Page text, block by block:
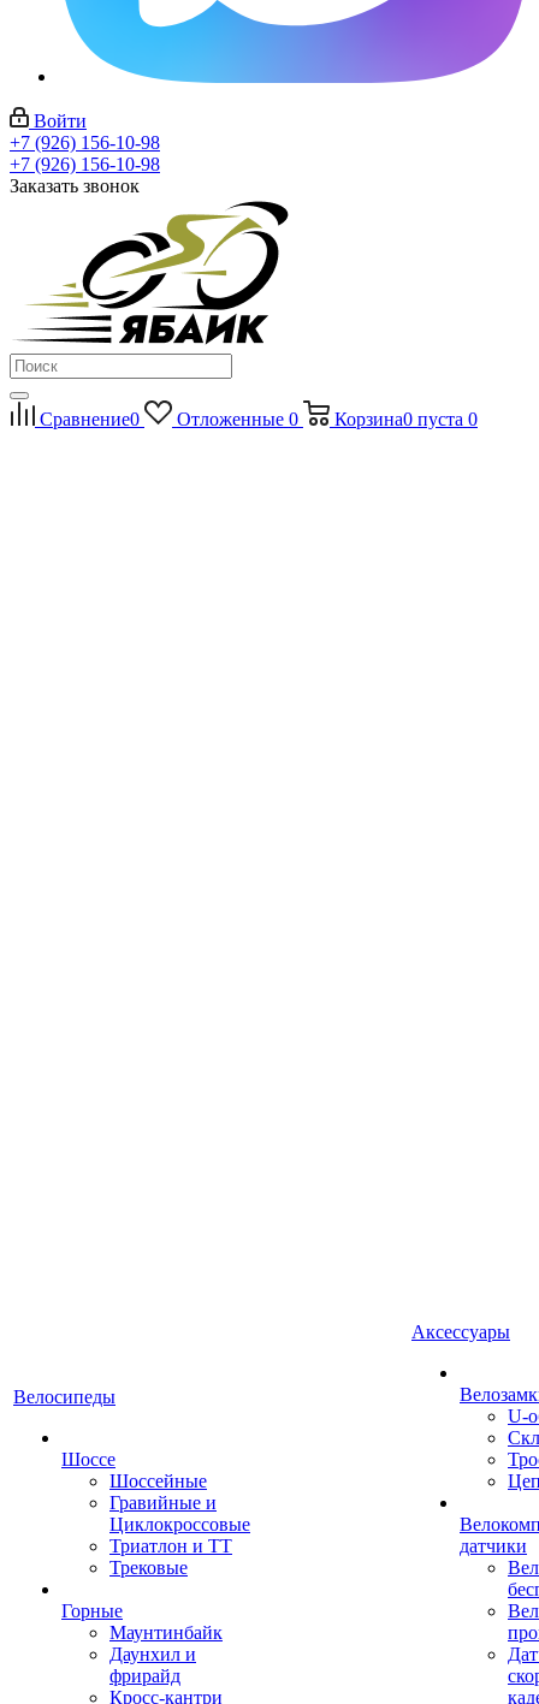
Войти
+7 (926) 156-10-98
+7 (926) 156-10-98
Заказать звонок
Сравнение0 Отложенные 0 Корзина0 пуста 0
Велосипеды
Шоссе
Шоссейные
Гравийные и
Циклокроссовые
Триатлон и ТТ
Трековые
Горные
Маунтинбайк
Даунхил и
фрирайд
Кросс-кантри
Аксессуары
U-
датчики